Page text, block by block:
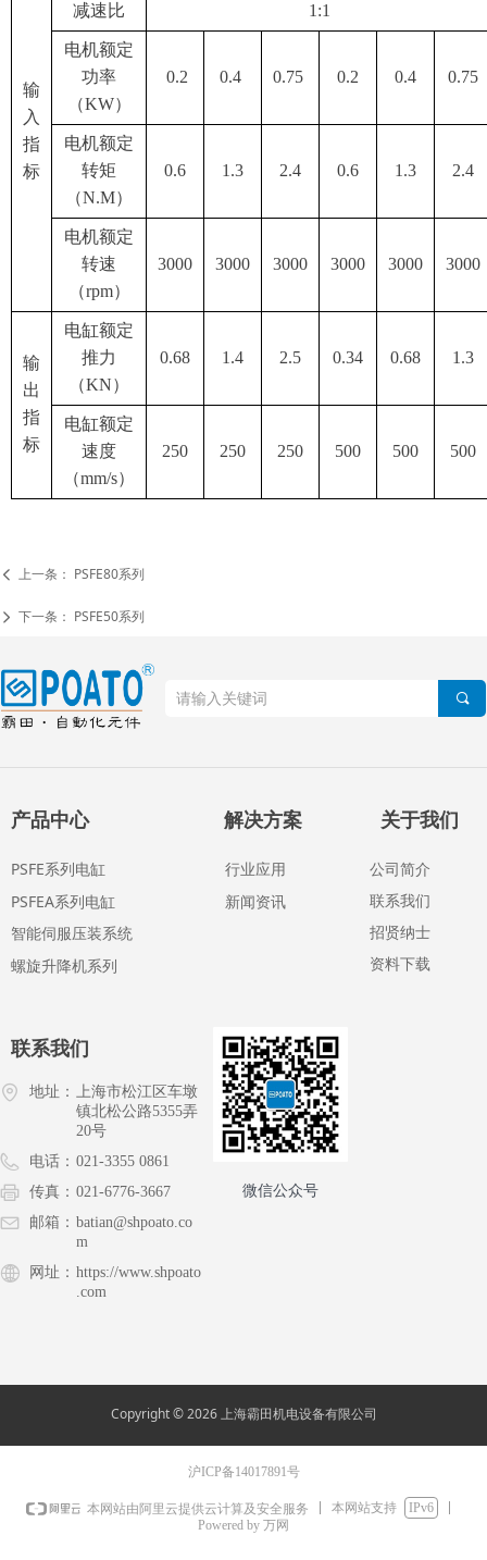
넳 上一条： PSFE80系列
넲 下一条： PSFE50系列
输
入
指
标
减速比 1:1
电机额定
功率
（KW）
0.2 0.4 0.75 0.2 0.4 0.75
电机额定
转矩
（N.M）
0.6 1.3 2.4 0.6 1.3 2.4
电机额定
转速
（rpm）
3000 3000 3000 3000 3000 3000
输
出
指
标
电缸额定
推力
（KN）
0.68 1.4 2.5 0.34 0.68 1.3
电缸额定
速度
（mm/s）
250 250 250 500 500 500
끠
Copyright © 2026 上海霸田机电设备有限公司
解决方案
行业应用
新闻资讯
产品中心
PSFE系列电缸
PSFEA系列电缸
智能伺服压装系统
螺旋升降机系列
关于我们
公司简介
联系我们
招贤纳士
资料下载
联系我们
地址： 上海市松江区车墩
镇北松公路5355弄
20号
电话： 021-3355 0861
传真： 021-6776-3667
邮箱： batian@shpoato.co
m
网址： https://www.shpoato
.com
微信公众号
沪ICP备14017891号
本网站由阿里云提供云计算及安全服务 本网站支持
IPv6
Powered by 万网